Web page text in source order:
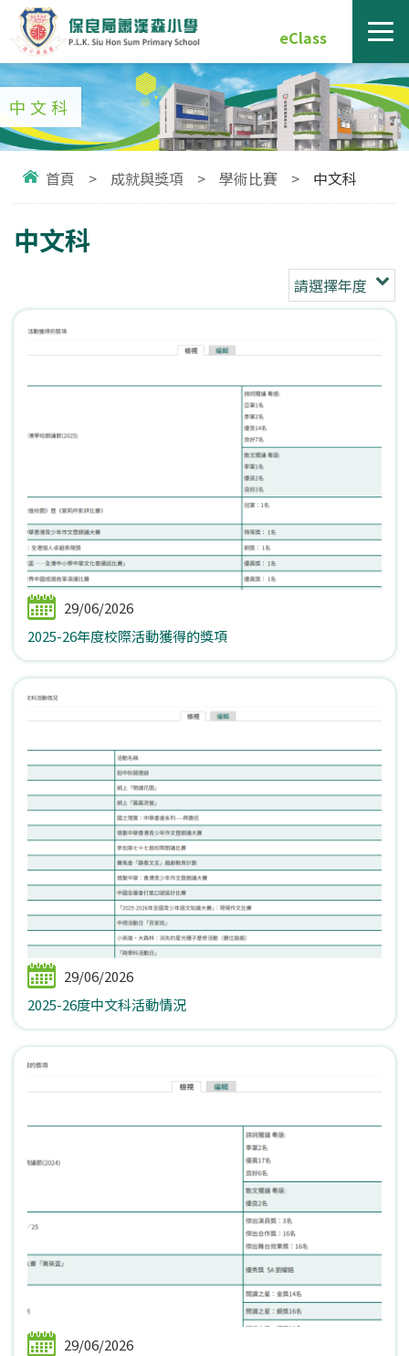
eClass
中文科
首頁 > 成就與獎項 > 學術比賽 > 中文科
中文科
請選擇年度
29/06/2026
2025-26年度校際活動獲得的獎項
29/06/2026
2025-26度中文科活動情況
29/06/2026